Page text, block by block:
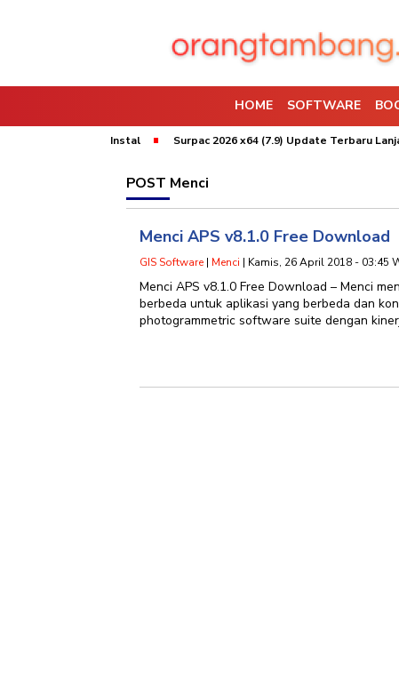
HOME SOFTWARE
(9.10) Bebas Instal Surpac 2026 x64 (7.9) Update Terbaru Lanjar
POST Menci
Menci APS v8.1.0 Free Download
GIS Software | Menci | Kamis, 26 April 2018 - 03:45
Menci APS v8.1.0 Free Download – Menci
berbeda untuk aplikasi yang berbeda dan
photogrammetric software suite dengan